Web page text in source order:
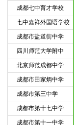
成都七中育才学校
七中嘉祥外国语学校
成都市盐道街中学
四川师范大学附中
北京师范成都中学
成都市田家炳中学
成都市第三中学
成都市第十七中学
成都市第十一中学